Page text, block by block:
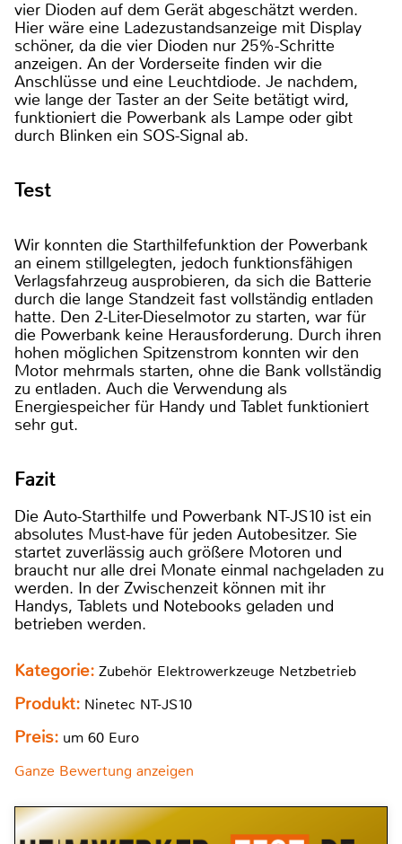
vier Dioden auf dem Gerät abgeschätzt werden.
Hier wäre eine Ladezustandsanzeige mit Display
schöner, da die vier Dioden nur 25%-Schritte
anzeigen. An der Vorderseite finden wir die
Anschlüsse und eine Leuchtdiode. Je nachdem,
wie lange der Taster an der Seite betätigt wird,
funktioniert die Powerbank als Lampe oder gibt
durch Blinken ein SOS-Signal ab.
Test
Wir konnten die Starthilfefunktion der Powerbank
an einem stillgelegten, jedoch funktionsfähigen
Verlagsfahrzeug ausprobieren, da sich die Batterie
durch die lange Standzeit fast vollständig entladen
hatte. Den 2-Liter-Dieselmotor zu starten, war für
die Powerbank keine Herausforderung. Durch ihren
hohen möglichen Spitzenstrom konnten wir den
Motor mehrmals starten, ohne die Bank vollständig
zu entladen. Auch die Verwendung als
Energiespeicher für Handy und Tablet funktioniert
sehr gut.
Fazit
Die Auto-Starthilfe und Powerbank NT-JS10 ist ein
absolutes Must-have für jeden Autobesitzer. Sie
startet zuverlässig auch größere Motoren und
braucht nur alle drei Monate einmal nachgeladen zu
werden. In der Zwischenzeit können mit ihr
Handys, Tablets und Notebooks geladen und
betrieben werden.
Kategorie: Zubehör Elektrowerkzeuge Netzbetrieb
Produkt: Ninetec NT-JS10
Preis: um 60 Euro
Ganze Bewertung anzeigen